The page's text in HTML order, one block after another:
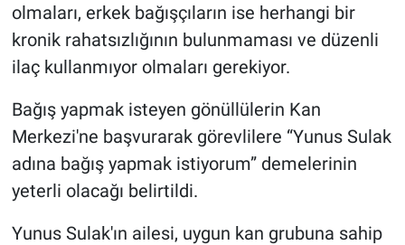
olmaları, erkek bağışçıların ise herhangi bir
kronik rahatsızlığının bulunmaması ve düzenli
ilaç kullanmıyor olmaları gerekiyor.
Bağış yapmak isteyen gönüllülerin Kan
Merkezi'ne başvurarak görevlilere “Yunus Sulak
adına bağış yapmak istiyorum” demelerinin
yeterli olacağı belirtildi.
Yunus Sulak'ın ailesi, uygun kan grubuna sahip